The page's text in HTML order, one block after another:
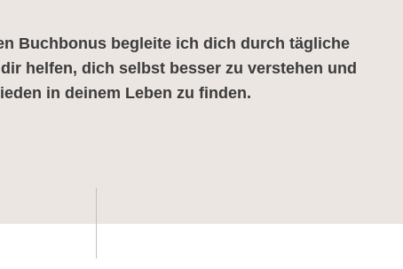
Buchbonus begleite ich dich durch tägliche
helfen, dich selbst besser zu verstehen und
in deinem Leben zu finden.